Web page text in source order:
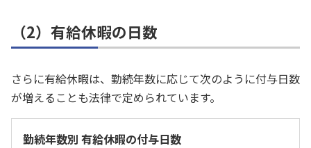
（2）有給休暇の日数
さらに有給休暇は、勤続年数に応じて次のように付与日数
が増えることも法律で定められています。
勤続年数別 有給休暇の付与日数